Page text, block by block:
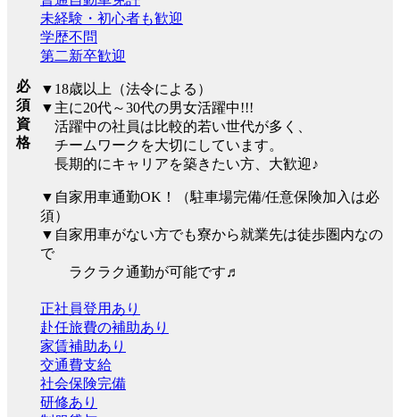
必
須
資
格
未経験・初心者も歓迎
学歴不問
第二新卒歓迎
▼18歳以上（法令による）
▼主に20代～30代の男女活躍中!!!
活躍中の社員は比較的若い世代が多く、
チームワークを大切にしています。
長期的にキャリアを築きたい方、大歓迎♪
▼自家用車通勤OK！（駐車場完備/任意保険加入は必
須）
▼自家用車がない方でも寮から就業先は徒歩圏内なの
で
ラクラク通勤が可能です♬
正社員登用あり
赴任旅費の補助あり
家賃補助あり
交通費支給
社会保険完備
研修あり